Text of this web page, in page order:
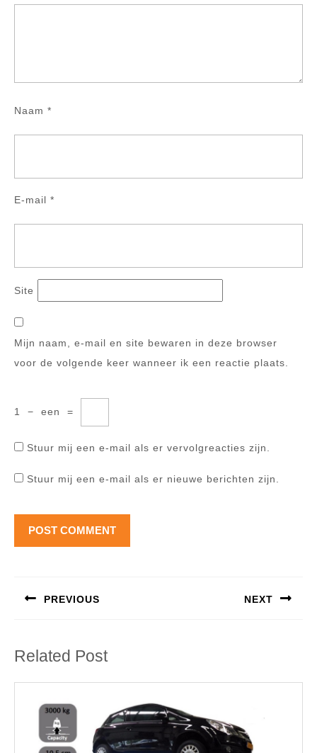
Naam *
E-mail *
Site
Mijn naam, e-mail en site bewaren in deze browser
voor de volgende keer wanneer ik een reactie plaats.
1 − een =
Stuur mij een e-mail als er vervolgreacties zijn.
Stuur mij een e-mail als er nieuwe berichten zijn.
PREVIOUS NEXT
Related Post